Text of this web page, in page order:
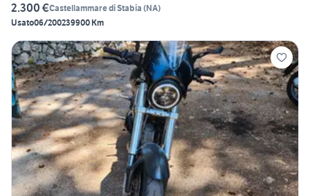
2.300 €Castellammare di Stabia (NA)
Usato06/200239900 Km